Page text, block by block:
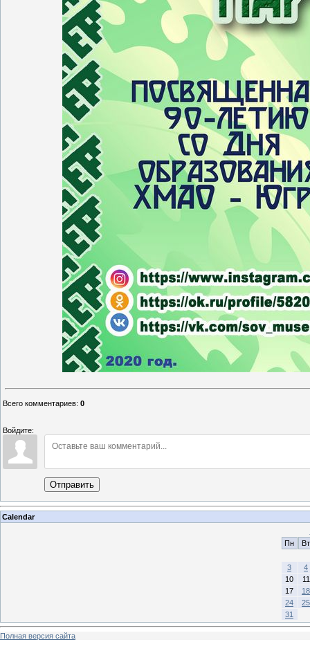
Всего комментариев: 0
Войдите:
Отправить
Calendar
Пн
Вт
3
4
10
11
17
18
24
25
31
Полная версия сайта